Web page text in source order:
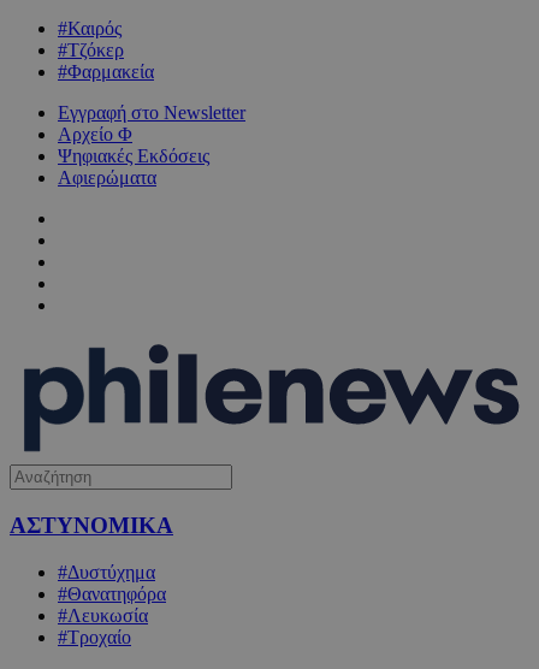
#Καιρός
#Τζόκερ
#Φαρμακεία
Εγγραφή στο Newsletter
Αρχείο Φ
Ψηφιακές Εκδόσεις
Αφιερώματα
ΑΣΤΥΝΟΜΙΚΑ
#Δυστύχημα
#Θανατηφόρα
#Λευκωσία
#Τροχαίο